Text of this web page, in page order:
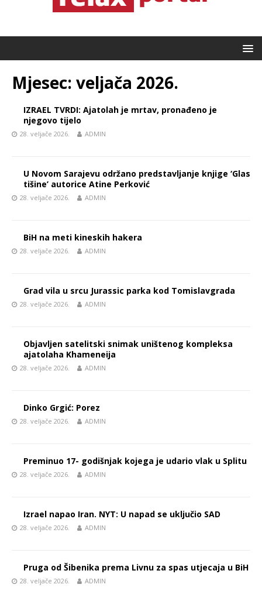
Mjesec: veljača 2026.
IZRAEL TVRDI: Ajatolah je mrtav, pronađeno je
njegovo tijelo
28. veljače 2026. ADMIN
U Novom Sarajevu održano predstavljanje knjige ‘Glas
tišine’ autorice Atine Perković
28. veljače 2026. ADMIN
BiH na meti kineskih hakera
28. veljače 2026. ADMIN
Grad vila u srcu Jurassic parka kod Tomislavgrada
28. veljače 2026. ADMIN
Objavljen satelitski snimak uništenog kompleksa
ajatolaha Khameneija
28. veljače 2026. ADMIN
Dinko Grgić: Porez
28. veljače 2026. ADMIN
Preminuo 17- godišnjak kojega je udario vlak u Splitu
28. veljače 2026. ADMIN
Izrael napao Iran. NYT: U napad se uključio SAD
28. veljače 2026. ADMIN
Pruga od Šibenika prema Livnu za spas utjecaja u BiH
28. veljače 2026. ADMIN